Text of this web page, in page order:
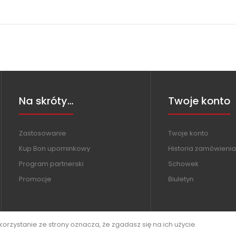
ze strony oznacza, że zgadasz się na ich użycie.
Na skróty...
Zastosowanie
Kup Bon upominkowy
Program partnerski
Promocje
Twoje konto
Twoje konto
Historia zamówienia
Schowek
Biuletyn